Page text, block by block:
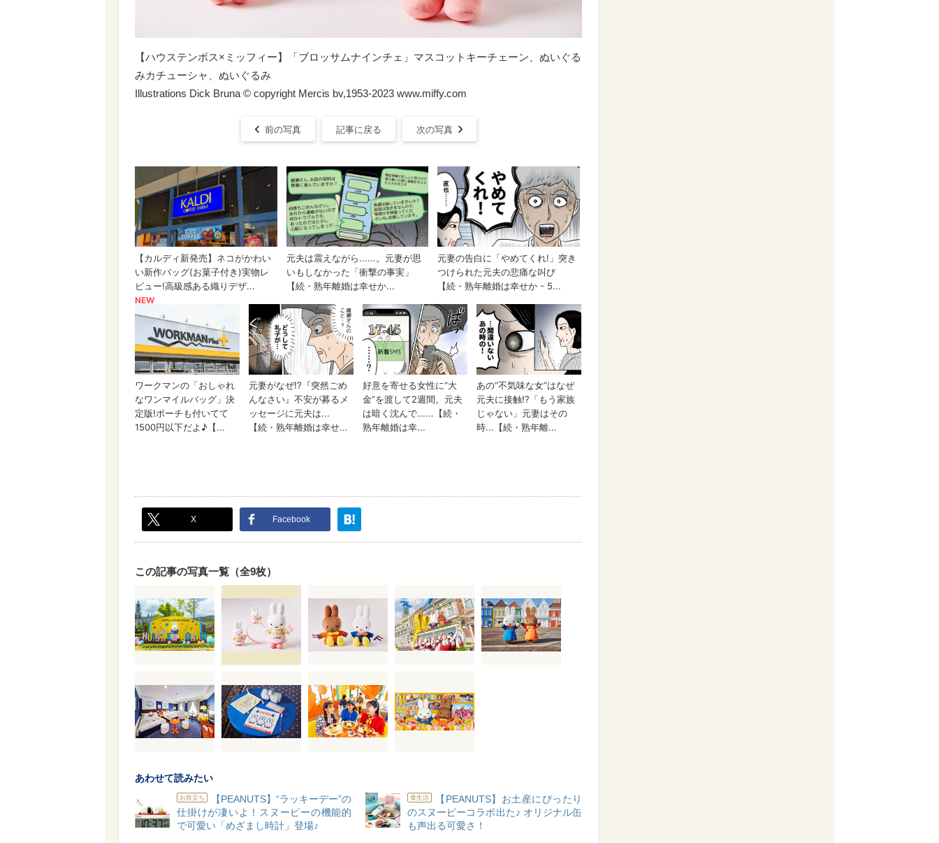
【ハウステンボス×ミッフィー】「ブロッサムナインチェ」マスコットキーチェーン、ぬいぐる
みカチューシャ、ぬいぐるみ
Illustrations Dick Bruna ©️ copyright Mercis bv,1953-2023 www.miffy.com
前の写真 記事に戻る 次の写真
X Facebook
この記事の写真一覧（全9枚）
あわせて読みたい
お役立ち
【PEANUTS】“ラッキーデー”の
仕掛けが凄いよ！スヌーピーの機能的
で可愛い「めざまし時計」登場♪
食生活
【PEANUTS】お土産にぴったり
のスヌーピーコラボ出た♪ オリジナル缶
も声出る可愛さ！